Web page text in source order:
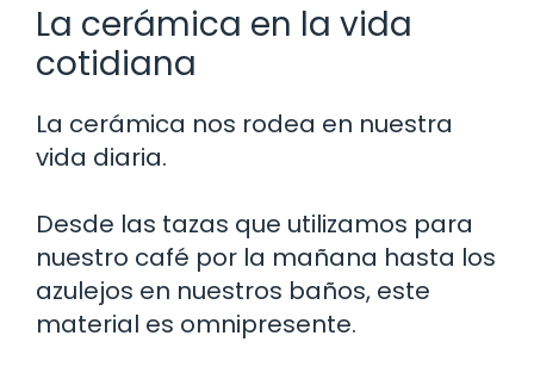
La cerámica en la vida
cotidiana
La cerámica nos rodea en nuestra
vida diaria.
Desde las tazas que utilizamos para
nuestro café por la mañana hasta los
azulejos en nuestros baños, este
material es omnipresente.